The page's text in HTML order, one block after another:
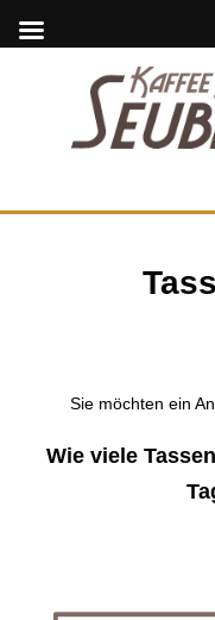
Sie möchten ein
Wie viele